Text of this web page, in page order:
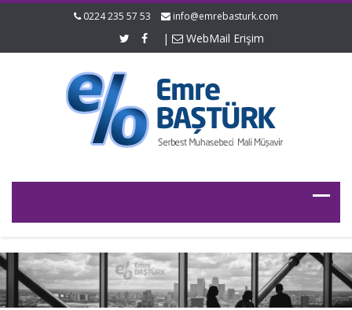
0224 235 57 53 info@emrebasturk.com
| WebMail Erişim